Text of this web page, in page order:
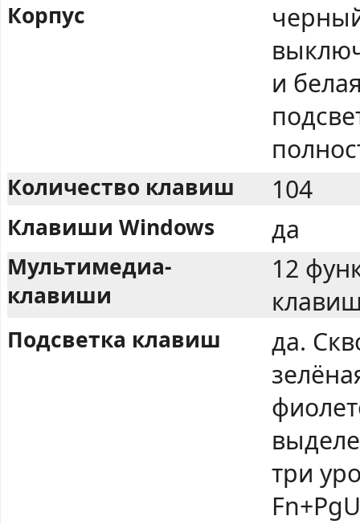
Корпус
и
Количество клавиш 104
Клавиши Windows да
Мультимедиа-
клавиши
12
Подсветка клавиш
да.
три